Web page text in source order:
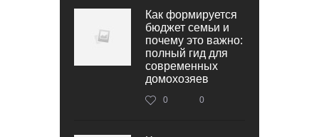
Как формируется
бюджет семьи и
почему это важно:
полный гид для
современных
домохозяев
0 0